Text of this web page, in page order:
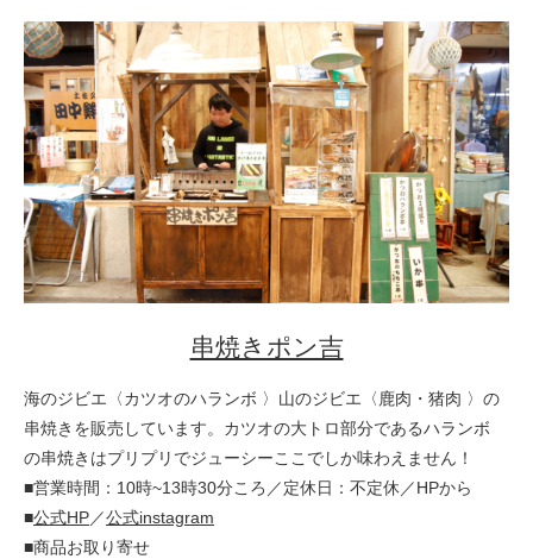
串焼きポン吉
海のジビエ〈カツオのハランボ 〉山のジビエ〈鹿肉・猪肉 〉の
串焼きを販売しています。カツオの大トロ部分であるハランボ
の串焼きはプリプリでジューシーここでしか味わえません！
■営業時間：10時~13時30分ころ／定休日：不定休／HPから
■公式HP／公式instagram
■商品お取り寄せ